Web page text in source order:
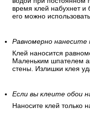
время клей набухнет и
его можно
Равномерно нанесите
Клей наносится
Маленьким шпателем
стены. Излишки клея
Если вы клеите обои
Наносите клей только